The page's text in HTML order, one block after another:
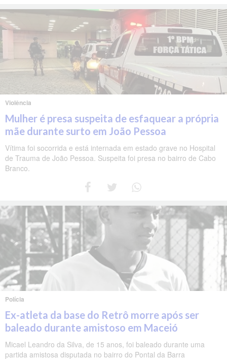
Violência
Mulher é presa suspeita de esfaquear a própria
mãe durante surto em João Pessoa
Vítima foi socorrida e está internada em estado grave no Hospital
de Trauma de João Pessoa. Suspeita foi presa no bairro de Cabo
Branco.
Polícia
Ex-atleta da base do Retrô morre após ser
baleado durante amistoso em Maceió
Micael Leandro da Silva, de 15 anos, foi baleado durante uma
partida amistosa disputada no bairro do Pontal da Barra